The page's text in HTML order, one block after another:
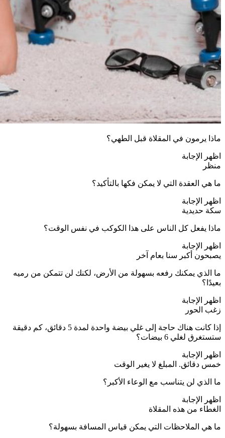
ماذا يرمون في المقلاة قبل الطهي؟
اظهر الإجابة
منظر
ما هي العقدة التي لا يمكن فكها بالتأكيد؟
اظهر الإجابة
سكة حديدية
ماذا يفعل كل الناس على هذا الكوكب في نفس الوقت؟
اظهر الإجابة
يصبحون أكبر سنا بعام آخر
ما الذي يمكنك رفعه بسهولة من الأرض، لكنك لن تتمكن من رميه
بعيدًا؟
اظهر الإجابة
زغب الحور
إذا كانت هناك حاجة إلى غلي بيضة واحدة لمدة 5 دقائق، كم دقيقة
ستستغرق لغلي 6 بيضات؟
اظهر الإجابة
خمس دقائق. المبلغ لا يغير الوقت
ما الذي لن يتناسب مع الوعاء الأكبر؟
اظهر الإجابة
الغطاء من هذه المقلاة
ما هي الملاحظات التي يمكن قياس المسافة بسهولة؟